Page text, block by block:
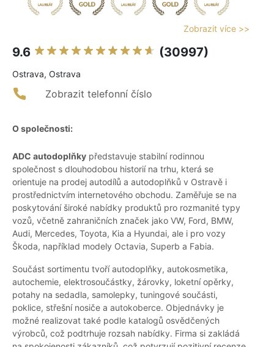
Zobrazit více >>
9.6 (30997)
Ostrava, Ostrava
Zobrazit telefonní číslo
O společnosti:
ADC autodoplňky představuje stabilní rodinnou
společnost s dlouhodobou historií na trhu, která se
orientuje na prodej autodílů a autodoplňků v Ostravě i
prostřednictvím internetového obchodu. Zaměřuje se na
poskytování široké nabídky produktů pro rozmanité typy
vozů, včetně zahraničních značek jako VW, Ford, BMW,
Audi, Mercedes, Toyota, Kia a Hyundai, ale i pro vozy
Škoda, například modely Octavia, Superb a Fabia.
Součást sortimentu tvoří autodoplňky, autokosmetika,
autochemie, elektrosoučástky, žárovky, loketní opěrky,
potahy na sedadla, samolepky, tuningové součásti,
poklice, střešní nosiče a autokoberce. Objednávky je
možné realizovat také podle katalogů osvědčených
výrobců, což podtrhuje rozsah nabídky. Firma si zakládá